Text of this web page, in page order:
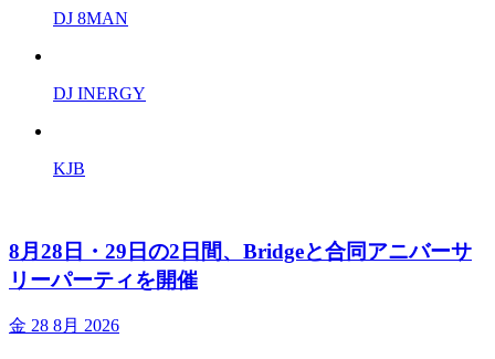
DJ 8MAN
DJ INERGY
KJB
8月28日・29日の2日間、Bridgeと合同アニバーサ
リーパーティを開催
金 28 8月 2026